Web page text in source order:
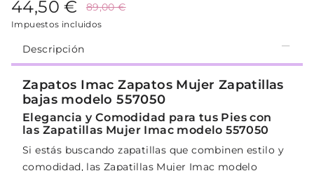
44,50 € 89,00 €
Impuestos incluidos
Descripción
Zapatos Imac Zapatos Mujer Zapatillas
bajas modelo 557050
Elegancia y Comodidad para tus Pies con
las Zapatillas Mujer Imac modelo 557050
Si estás buscando zapatillas que combinen estilo y
comodidad, las Zapatillas Mujer Imac modelo